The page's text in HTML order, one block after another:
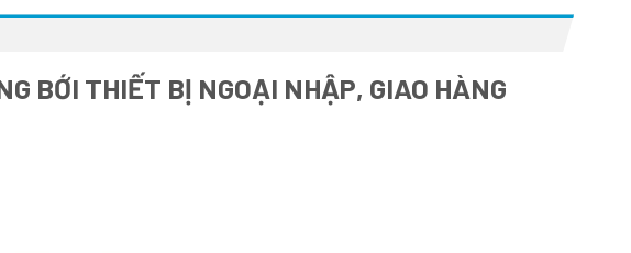
BỚI THIẾT BỊ NGOẠI NHẬP, GIAO HÀNG